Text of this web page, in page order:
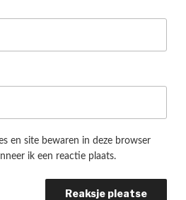
en site bewaren in deze browser
ik een reactie plaats.